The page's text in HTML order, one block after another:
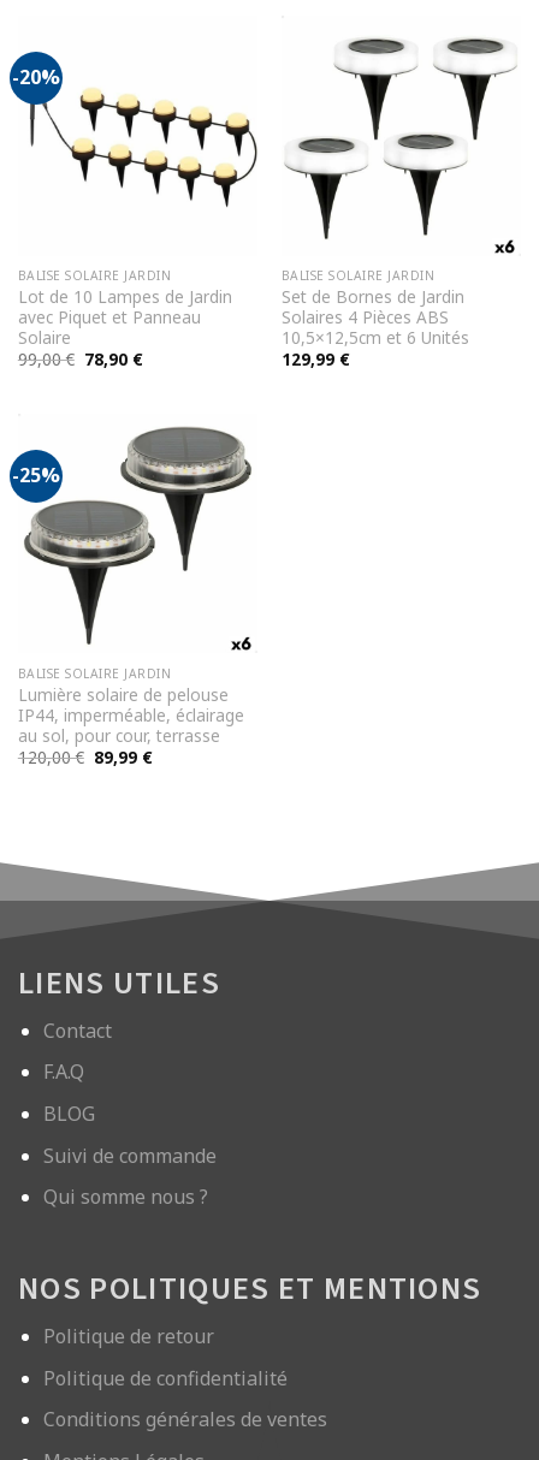
-20%
BALISE SOLAIRE JARDIN
Lot de 10 Lampes de Jardin
avec Piquet et Panneau
Solaire
99,00€ Le
prix
78,90 €Le
78,90 €.
BALISE SOLAIRE JARDIN
Set de Bornes de Jardin
Solaires 4 Pièces ABS
10,5×12,5cm et 6 Unités
129,99 €
-25%
BALISE SOLAIRE JARDIN
Lumière solaire de pelouse
IP44, imperméable, éclairage
au sol, pour cour, terrasse
120,00€ Le
prix
89,99 €Le
prix
LIENS UTILES
Contact
F.A.Q
BLOG
Suivi de commande
Qui somme nous ?
NOS POLITIQUES ET MENTIONS
Politique de retour
Politique de confidentialité
Conditions générales de ventes